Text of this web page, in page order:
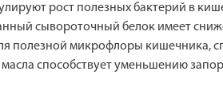
рост полезных бактерий в
сывороточный белок имеет
полезной микрофлоры кишечника,
способствует уменьшению